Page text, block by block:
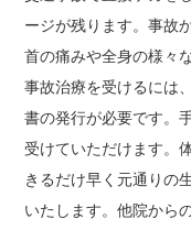
ージが残ります。事故
首の痛みや全身の様々
事故治療を受けるには
書の発行が必要です。
受けていただけます。
きるだけ早く元通りの
いたします。他院から